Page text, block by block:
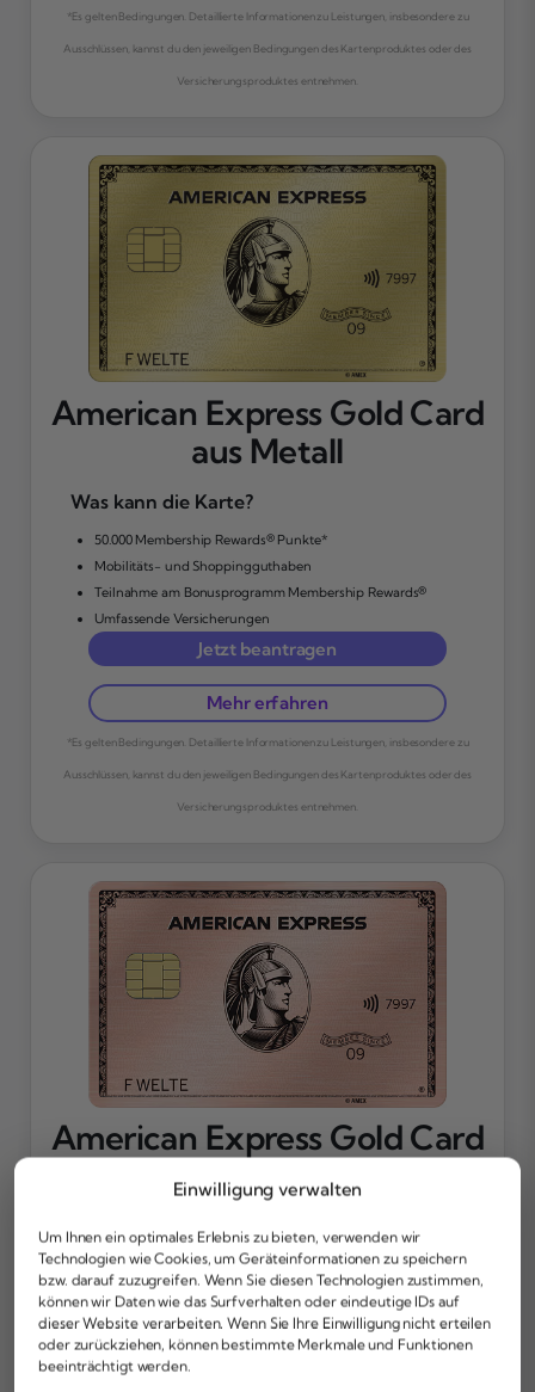
Einwilligung verwalten
Um Ihnen ein optimales Erlebnis zu bieten, verwenden wir
Technologien wie Cookies, um Geräteinformationen zu speichern
bzw. darauf zuzugreifen. Wenn Sie diesen Technologien zustimmen,
können wir Daten wie das Surfverhalten oder eindeutige IDs auf
dieser Website verarbeiten. Wenn Sie Ihre Einwilligung nicht erteilen
oder zurückziehen, können bestimmte Merkmale und Funktionen
beeinträchtigt werden.
*Es gelten Bedingungen. Detaillierte Informationen zu Leistungen, insbesondere zu
Ausschlüssen, kannst du den jeweiligen Bedingungen des Kartenproduktes oder des
Versicherungsproduktes entnehmen.
American Express Gold Card
aus Metall
Was kann die Karte?
50.000 Membership Rewards® Punkte*
Mobilitäts- und Shoppingguthaben
Teilnahme am Bonusprogramm Membership Rewards®
Umfassende Versicherungen
Jetzt beantragen
Mehr erfahren
*Es gelten Bedingungen. Detaillierte Informationen zu Leistungen, insbesondere zu
Ausschlüssen, kannst du den jeweiligen Bedingungen des Kartenproduktes oder des
Versicherungsproduktes entnehmen.
American Express Gold Card
Rosé aus Metall
Was kann die Karte?
50.000 Membership Rewards® Punkte*
Mobilitäts- und Shoppingguthaben
Teilnahme am Bonusprogramm Membership Rewards®
Umfassende Versicherungen